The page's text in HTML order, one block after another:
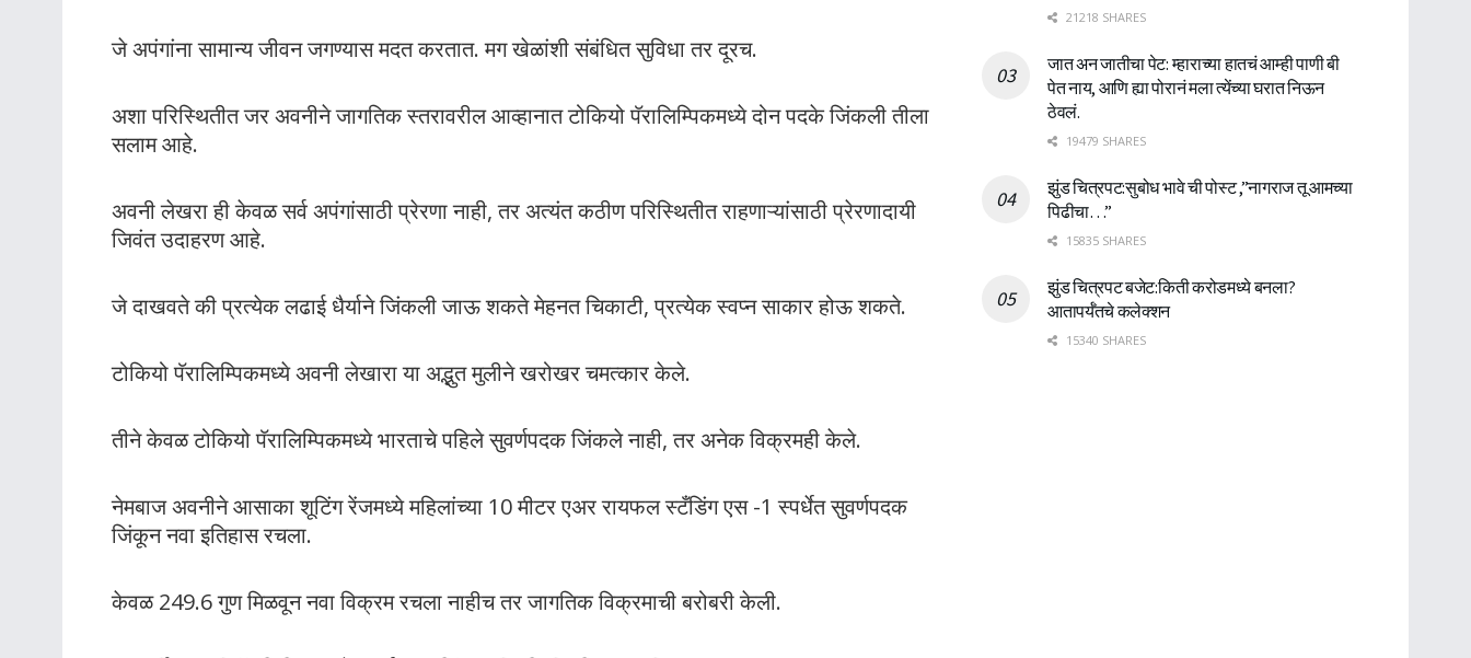
जे अपंगांना सामान्य जीवन जगण्यास मदत करतात. मग खेळांशी संबंधित सुविधा तर दूरच.
अशा परिस्थितीत जर अवनीने जागतिक स्तरावरील आव्हानात टोकियो पॅरालिम्पिकमध्ये दोन पदके जिंकली तीला
सलाम आहे.
अवनी लेखरा ही केवळ सर्व अपंगांसाठी प्रेरणा नाही, तर अत्यंत कठीण परिस्थितीत राहणाऱ्यांसाठी प्रेरणादायी
जिवंत उदाहरण आहे.
जे दाखवते की प्रत्येक लढाई धैर्याने जिंकली जाऊ शकते मेहनत चिकाटी, प्रत्येक स्वप्न साकार होऊ शकते.
टोकियो पॅरालिम्पिकमध्ये अवनी लेखारा या अद्भुत मुलीने खरोखर चमत्कार केले.
तीने केवळ टोकियो पॅरालिम्पिकमध्ये भारताचे पहिले सुवर्णपदक जिंकले नाही, तर अनेक विक्रमही केले.
नेमबाज अवनीने आसाका शूटिंग रेंजमध्ये महिलांच्या 10 मीटर एअर रायफल स्टँडिंग एस -1 स्पर्धेत सुवर्णपदक
जिंकून नवा इतिहास रचला.
केवळ 249.6 गुण मिळवून नवा विक्रम रचला नाहीच तर जागतिक विक्रमाची बरोबरी केली.
21218 SHARES
जात अन जातीचा पेट: म्हाराच्या हातचं आम्ही पाणी बी
पेत नाय, आणि ह्या पोरानं मला त्येंच्या घरात निऊन
ठेवलं.
19479 SHARES
झुंड चित्रपट:सुबोध भावे ची पोस्ट ,”नागराज तू आमच्या
पिढीचा…”
15835 SHARES
झुंड चित्रपट बजेट:किती करोडमध्ये बनला?
आतापर्यँतचे कलेक्शन
15340 SHARES